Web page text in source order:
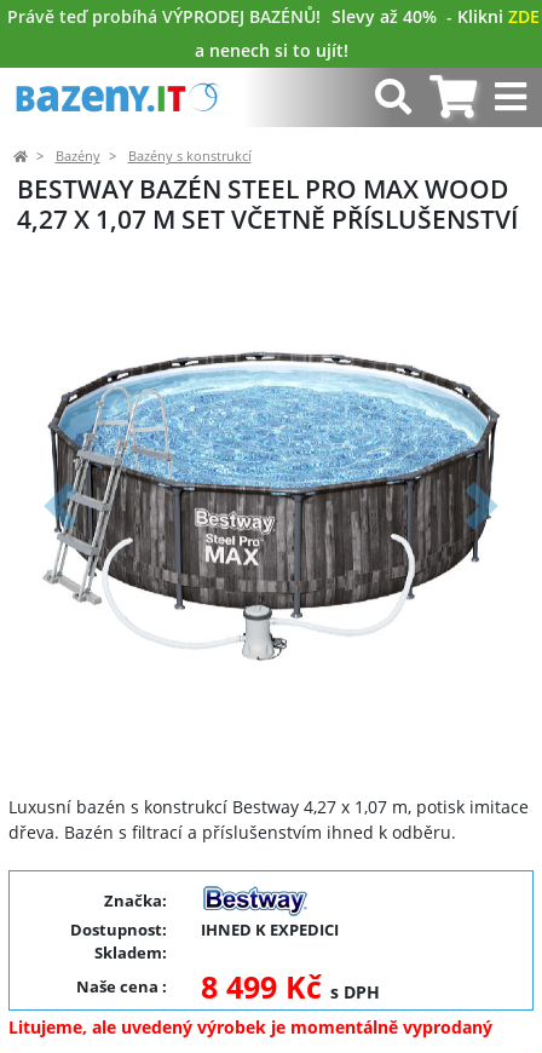
Právě teď probíhá VÝPRODEJ BAZÉNŮ! Slevy až 40% - Klikni ZDE
a nenech si to ujít!
Bazény Bazény s konstrukcí
BESTWAY BAZÉN STEEL PRO MAX WOOD
4,27 X 1,07 M SET VČETNĚ PŘÍSLUŠENSTVÍ
Předchozí Další
Luxusní bazén s konstrukcí Bestway 4,27 x 1,07 m, potisk imitace
dřeva. Bazén s filtrací a příslušenstvím ihned k odběru.
Značka:
Dostupnost:
IHNED K EXPEDICI
Skladem:
Naše cena : 8 499 Kč s DPH
Litujeme, ale uvedený výrobek je momentálně vyprodaný